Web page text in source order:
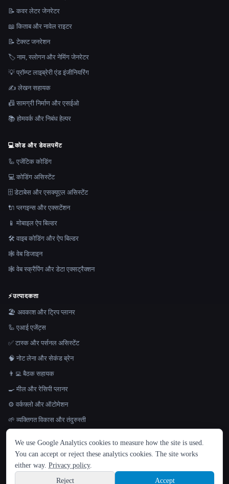
भाषा
English español Français Русский 简体中文
Hindi
📝 कवर लेटर जेनरेटर
📖 किताब और नावेल राइटर
📝 टेक्स्ट जनरेशन
🏷️ नाम, स्लोगन और नेमिंग जेनरेटर
💡 प्रॉम्प्ट लाइब्रेरी एंड इंजीनियरिंग
✍️ लेखन सहायक
📠 सामग्री निर्माण और एसईओ
📚 होमवर्क और निबंध हेल्पर
💻कोड और डेवलपमेंट
🦾 एजेंटिक कोडिंग
💻 कोडिंग असिस्टेंट
🗄️ डेटाबेस और एसक्यूएल असिस्टेंट
🔌 प्लगइन्स और एक्सटेंशन
📱 मोबाइल ऐप बिल्डर
🛠️ वाइब कोडिंग और ऐप बिल्डर
🕸 वेब डिजाइन
🕸️ वेब स्क्रैपिंग और डेटा एक्सट्रैक्शन
⚡उत्पादकता
🏖 अवकाश और ट्रिप प्लानर
🦾 एआई एजेंट्स
✅ टास्क और पर्सनल असिस्टेंट
🧠 नोट लेना और सेकंड ब्रेन
👨‍💻 बैठक सहायक
🍳 मील और रेसिपी प्लानर
⚙️ वर्कफ़्लो और ऑटोमेशन
🌱 व्यक्तिगत विकास और तंदुरुस्ती
बिक्री और मार्केटिंग
📇 CRM और ग्राहक डेटा
We use Google Analytics cookies to measure how the site is used.
You can accept or reject these analytics cookies. The site works
either way. Privacy policy.
Reject
Accept